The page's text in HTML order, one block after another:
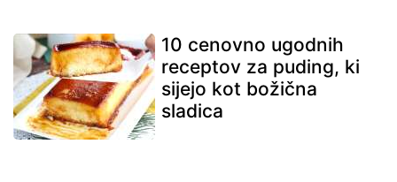
10 cenovno ugodnih
receptov za puding, ki
sijejo kot božična
sladica